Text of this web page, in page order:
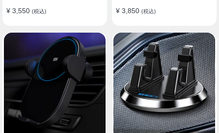
¥ 3,550 (税込) ¥ 3,850 (税込)